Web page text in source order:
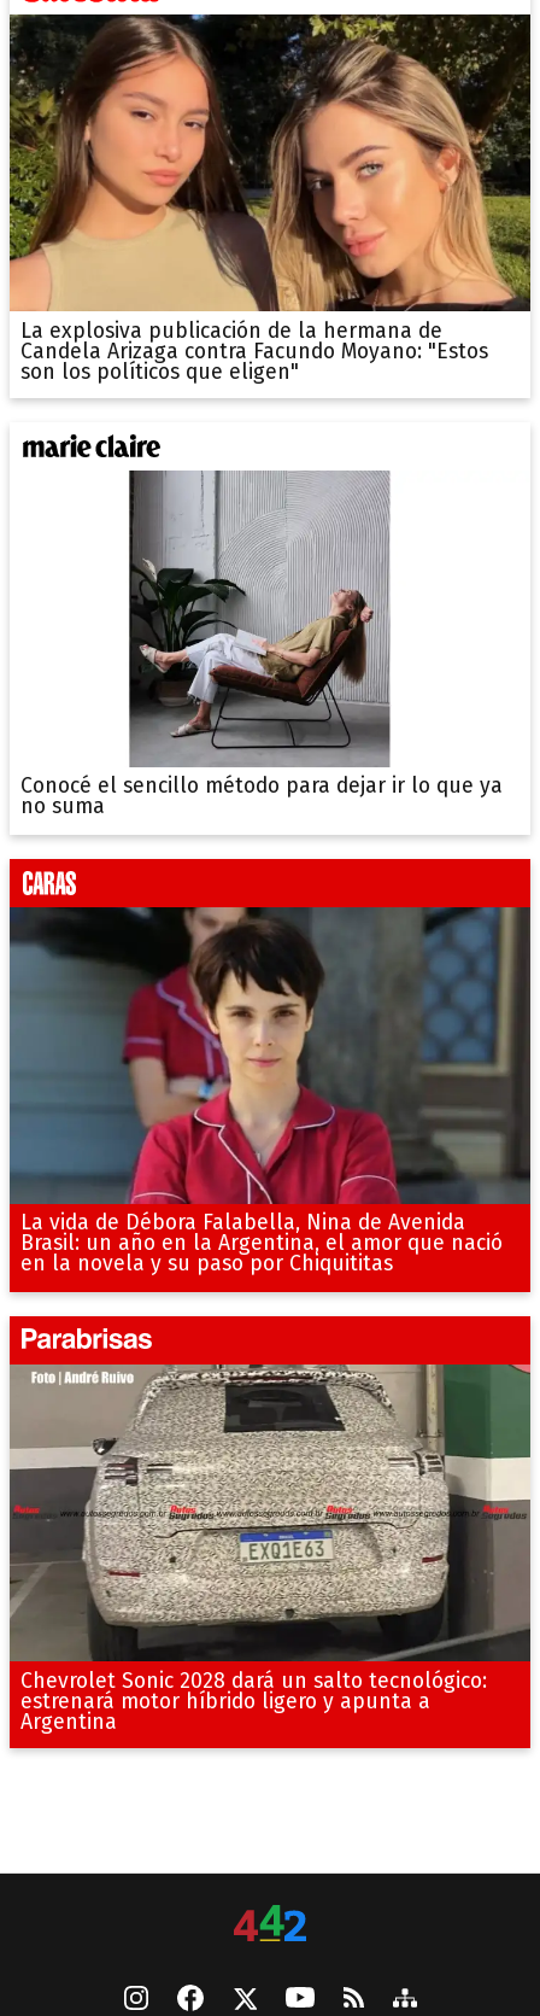
La explosiva publicación de la hermana de
Candela Arizaga contra Facundo Moyano: "Estos
son los políticos que eligen"
Conocé el sencillo método para dejar ir lo que ya
no suma
La vida de Débora Falabella, Nina de Avenida
Brasil: un año en la Argentina, el amor que nació
en la novela y su paso por Chiquititas
Chevrolet Sonic 2028 dará un salto tecnológico:
estrenará motor híbrido ligero y apunta a
Argentina